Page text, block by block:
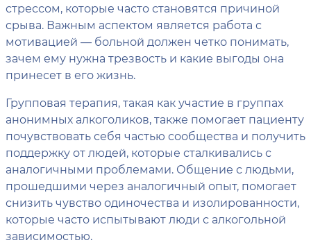
стрессом, которые часто становятся причиной
срыва. Важным аспектом является работа с
мотивацией — больной должен четко понимать,
зачем ему нужна трезвость и какие выгоды она
принесет в его жизнь.
Групповая терапия, такая как участие в группах
анонимных алкоголиков, также помогает пациенту
почувствовать себя частью сообщества и получить
поддержку от людей, которые сталкивались с
аналогичными проблемами. Общение с людьми,
прошедшими через аналогичный опыт, помогает
снизить чувство одиночества и изолированности,
которые часто испытывают люди с алкогольной
зависимостью.